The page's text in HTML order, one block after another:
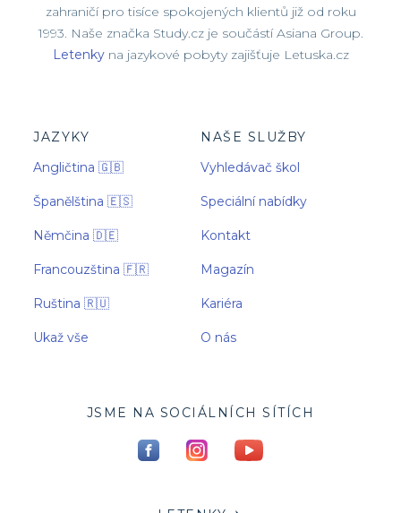
zahraničí pro tisíce spokojených klientů již od roku
1993. Naše značka Study.cz je součástí Asiana Group.
Letenkyna jazykové pobyty zajišťuje Letuska.cz
JAZYKY
Angličtina 🇬🇧
Španělština 🇪🇸
Němčina 🇩🇪
Francouzština 🇫🇷
Ruština 🇷🇺
Ukaž vše
NAŠE SLUŽBY
Vyhledávač škol
Speciální nabídky
Kontakt
Magazín
Kariéra
O nás
JSME NA SOCIÁLNÍCH SÍTÍCH